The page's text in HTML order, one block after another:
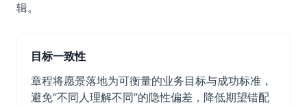
辑。
目标一致性
章程将愿景落地为可衡量的业务目标与成功标准，
避免“不同人理解不同”的隐性偏差，降低期望错配